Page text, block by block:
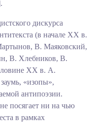
дискурса
(в начале XX в.
В. Маяковский,
В. Хлебников, В.
XX в. А.
«изопы»,
антипоэзии.
посягает ни на чью
в рамках